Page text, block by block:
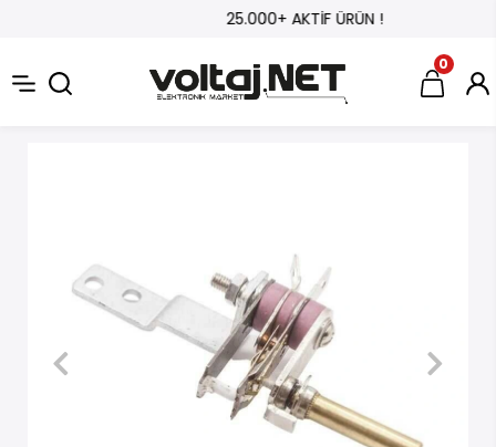
25.000+ AKTİF ÜRÜN !
0